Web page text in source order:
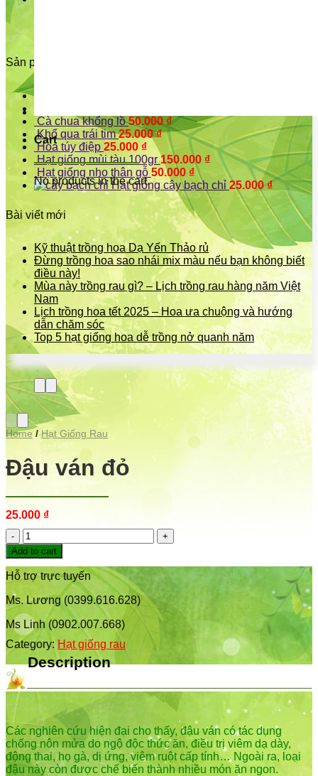
Cart
No products in the cart.
Sản phẩm
Cà chua khổng lồ 50.000₫
Khổ qua trái tim 25.000₫
Hoa túy điệp 25.000 ₫
Hạt giống mùi tàu 100gr 150.000 ₫
Hạt giống nho thân gỗ 50.000 ₫
Hạt giống cây bạch chỉ 25.000₫
Bài viết mới
Kỹ thuật trồng hoa Dạ Yến Thảo rủ
Đừng trồng hoa sao nhái mix màu nếu bạn không biết
điều này!
Mùa này trồng rau gì? – Lịch trồng rau hàng năm Việt
Nam
Lịch trồng hoa tết 2025 – Hoa ưa chuộng và hướng
dẫn chăm sóc
Top 5 hạt giống hoa dễ trồng nở quanh năm
Home / Hạt Giống Rau
Đậu ván đỏ
25.000 ₫
Đậu
ván
đỏ
quantity
Add to cart
Hỗ trợ trực tuyến
Ms. Lương (0399.616.628)
Ms Linh (0902.007.668)
Category:Hạt giống rau
Description
Các nghiên cứu hiện đại cho thấy, đậu ván có tác dụng
chống nôn mửa do ngộ độc thức ăn, điều trị viêm dạ dày,
động thai, họ gà, dị ứng, viêm ruột cấp tính… Ngoài ra, loại
đậu này còn được chế biến thành nhiều món ăn ngon.